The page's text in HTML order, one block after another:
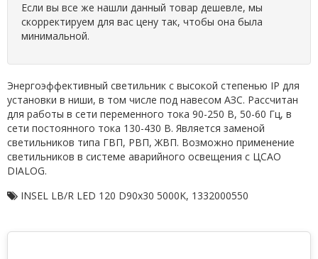
Если вы все же нашли данный товар дешевле, мы
скорректируем для вас цену так, чтобы она была
минимальной.
Энергоэффективный светильник с высокой степенью IP для
установки в ниши, в том числе под навесом АЗС. Рассчитан
для работы в сети переменного тока 90-250 В, 50-60 Гц, в
сети постоянного тока 130-430 В. Является заменой
светильников типа ГВП, РВП, ЖВП. Возможно применение
светильников в системе аварийного освещения с ЦСАО
DIALOG.
INSEL LB/R LED 120 D90x30 5000K, 1332000550